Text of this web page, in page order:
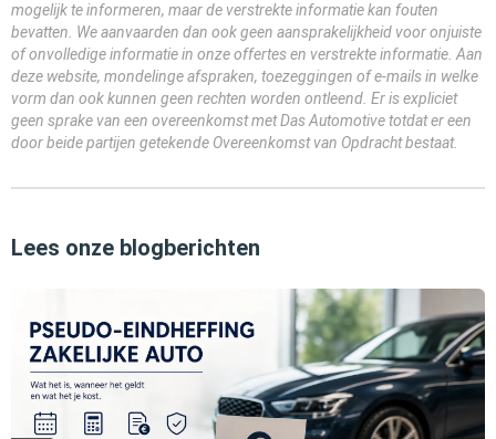
mogelijk te informeren, maar de verstrekte informatie kan fouten
bevatten. We aanvaarden dan ook geen aansprakelijkheid voor onjuiste
of onvolledige informatie in onze offertes en verstrekte informatie. Aan
deze website, mondelinge afspraken, toezeggingen of e-mails in welke
vorm dan ook kunnen geen rechten worden ontleend. Er is expliciet
geen sprake van een overeenkomst met Das Automotive totdat er een
door beide partijen getekende Overeenkomst van Opdracht bestaat.
Lees onze blogberichten